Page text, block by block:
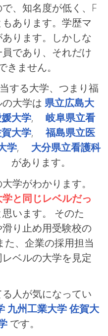
、知名度が低く、F
あります。学歴マ
ります。しかしな
であり、それだけ
きません。
する大学、つまり福
大学は 県立広島大
大学, 岐阜県立看
大学,福島県立医
学, 大分県立看護科
があります。
学がわかります。
学と同じレベルだっ
います。 そのた
り止め用受験校の
、企業の採用担当
ベルの大学を見定
人が気になってい
九州工業大学佐賀大
です。